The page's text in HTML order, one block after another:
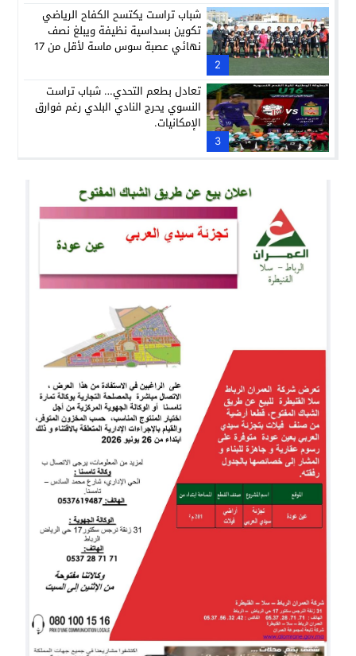
2
شباب تراست يكتسح الكفاح الرياضي
تكوين بسداسية نظيفة ويبلغ نصف
نهائي عصبة سوس ماسة لأقل من 17
3
تعادل بطعم التحدي… شباب تراست
النسوي يحرج النادي البلدي رغم فوارق
الإمكانيات.